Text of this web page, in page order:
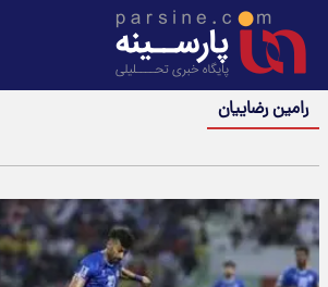
رامین رضاییان